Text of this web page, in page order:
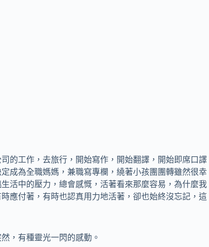
的工作，去旅行，開始寫作，開始翻譯，開始即席口譯
成為全職媽媽，兼職寫專欄，繞著小孩團團轉雖然很幸
活中的壓力，總會感慨，活著看來那麼容易，為什麼我
應付著，有時也認真用力地活著，卻也始終沒忘記，這
，有種靈光一閃的感動。